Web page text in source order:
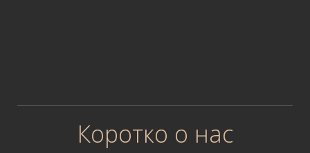
Коротко о нас